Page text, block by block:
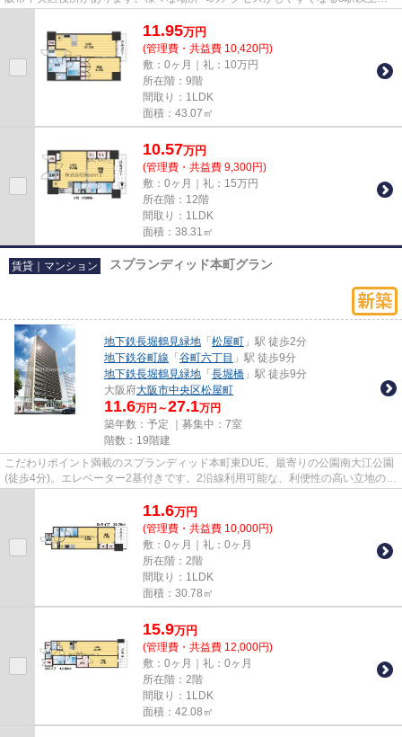
11.95万円
(管理費・共益費 10,420円)
敷：0ヶ月｜礼：10万円
所在階：9階
間取り：1LDK
面積：43.07㎡
10.57万円
(管理費・共益費 9,300円)
敷：0ヶ月｜礼：15万円
所在階：12階
間取り：1LDK
面積：38.31㎡
賃貸｜マンション スプランディッド本町グラン
地下鉄長堀鶴見緑地 「 松屋町 」駅 徒歩2分
地下鉄谷町線 「 谷町六丁目 」駅 徒歩9分
地下鉄長堀鶴見緑地 「 長堀橋 」駅 徒歩9分
大阪府大阪市中央区松屋町
11.6万円～27.1万円
築年数：予定 ｜募集中： 7室
階数：19階建
こだわりポイント満載のスプランディッド本町東DUE。最寄りの公園南大江公園
(徒歩4分)。エレベーター2基付きです。2沿線利用可能な、利便性の高い立地の物
11.6万円
(管理費・共益費 10,000円)
敷：0ヶ月｜礼：0ヶ月
所在階：2階
間取り：1LDK
面積：30.78㎡
15.9万円
(管理費・共益費 12,000円)
敷：0ヶ月｜礼：0ヶ月
所在階：2階
間取り：1LDK
面積：42.08㎡